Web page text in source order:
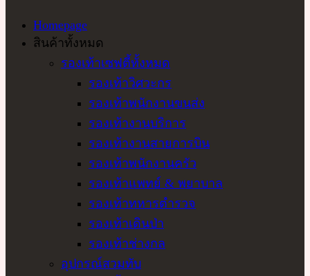
Homepage
สินค้าทั้งหมด
รองเท้าเซฟตี้ทั้งหมด
รองเท้าวิศวะกร
รองเท้าพนักงานขนส่ง
รองเท้างานบริการ
รองเท้างานสายการบิน
รองเท้าพนักงานครัว
รองเท้าแพทย์ & พยาบาล
รองเท้าทหารตำรวจ
รองเท้าเดินป่า
รองเท้าช่างกล
อุปกรณ์สวมทับ